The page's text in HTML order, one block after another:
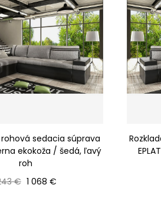
sedacia súprava
ekokoža / šedá, ľavý
roh
cena
€ Cena
1 068 €